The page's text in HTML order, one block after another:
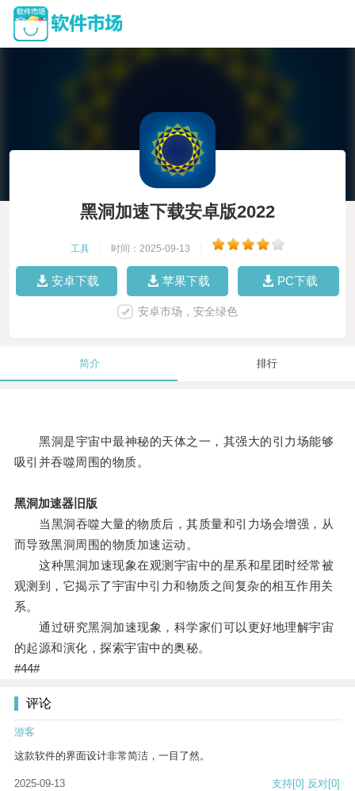
黑洞加速下载安卓版2022
工具 时间：2025-09-13
安卓下载 苹果下载 PC下载
安卓市场，安全绿色
简介 排行
黑洞是宇宙中最神秘的天体之一，其强大的引力场能够
吸引并吞噬周围的物质。
黑洞加速器旧版
当黑洞吞噬大量的物质后，其质量和引力场会增强，从
而导致黑洞周围的物质加速运动。
这种黑洞加速现象在观测宇宙中的星系和星团时经常被
观测到，它揭示了宇宙中引力和物质之间复杂的相互作用关
系。
通过研究黑洞加速现象，科学家们可以更好地理解宇宙
的起源和演化，探索宇宙中的奥秘。
#44#
评论
游客
这款软件的界面设计非常简洁，一目了然。
2025-09-13 支持[0] 反对[0]